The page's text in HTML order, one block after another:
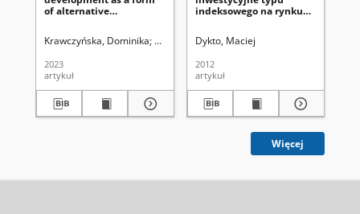
of alternative
volatility of rates of
funds in Poland
Krawczyńska, Dominika Zajkowski, Robert. Redaktor naczelny
2023
artykuł
indeksowego na rynku
Dykto, Maciej
2012
artykuł
Więcej